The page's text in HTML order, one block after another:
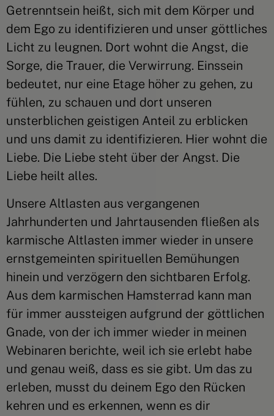
Getrenntsein heißt, sich mit dem Körper und
dem Ego zu identifizieren und unser göttliches
Licht zu leugnen. Dort wohnt die Angst, die
Sorge, die Trauer, die Verwirrung. Einssein
bedeutet, nur eine Etage höher zu gehen, zu
fühlen, zu schauen und dort unseren
unsterblichen geistigen Anteil zu erblicken
und uns damit zu identifizieren. Hier wohnt die
Liebe. Die Liebe steht über der Angst. Die
Liebe heilt alles.
Unsere Altlasten aus vergangenen
Jahrhunderten und Jahrtausenden fließen als
karmische Altlasten immer wieder in unsere
ernstgemeinten spirituellen Bemühungen
hinein und verzögern den sichtbaren Erfolg.
Aus dem karmischen Hamsterrad kann man
für immer aussteigen aufgrund der göttlichen
Gnade, von der ich immer wieder in meinen
Webinaren berichte, weil ich sie erlebt habe
und genau weiß, dass es sie gibt. Um das zu
erleben, musst du deinem Ego den Rücken
kehren und es erkennen, wenn es dir